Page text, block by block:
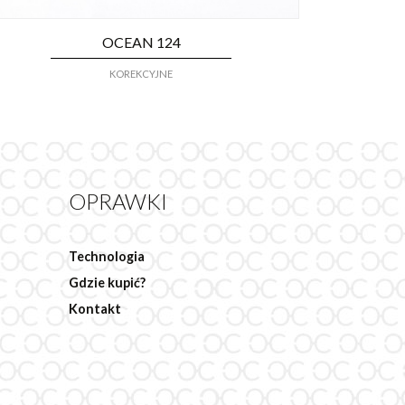
OCEAN 124
KOREKCYJNE
OPRAWKI
Technologia
Gdzie kupić?
Kontakt